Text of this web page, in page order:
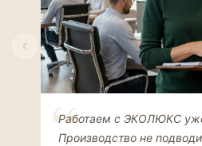
Елена Соколова
ДИЗАЙНЕР ИНТЕРЬЕРОВ
Работаем с ЭКОЛЮКС
Производство не